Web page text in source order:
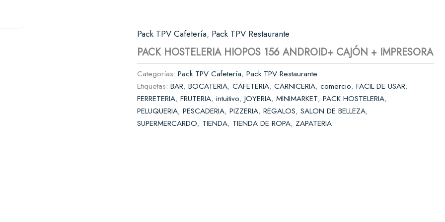
Pack TPV Cafetería, Pack TPV Restaurante
PACK HOSTELERIA HIOPOS 156 ANDROID+ CAJÓN + IMPRESORA
Categorías: Pack TPV Cafetería, Pack TPV Restaurante
Etiquetas: BAR, BOCATERIA, CAFETERIA, CARNICERIA, comercio, FACIL DE USAR,
FERRETERIA, FRUTERIA, intuitivo, JOYERIA, MINIMARKET, PACK HOSTELERIA,
PELUQUERIA, PESCADERIA, PIZZERIA, REGALOS, SALON DE BELLEZA,
SUPERMERCARDO, TIENDA, TIENDA DE ROPA, ZAPATERIA